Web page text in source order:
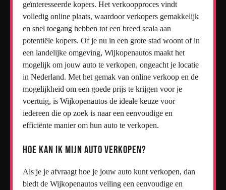
geïnteresseerde kopers. Het verkoopproces vindt
volledig online plaats, waardoor verkopers gemakkelijk
en snel toegang hebben tot een breed scala aan
potentiële kopers. Of je nu in een grote stad woont of in
een landelijke omgeving, Wijkopenautos maakt het
mogelijk om jouw auto te verkopen, ongeacht je locatie
in Nederland. Met het gemak van online verkoop en de
mogelijkheid om een goede prijs te krijgen voor je
voertuig, is Wijkopenautos de ideale keuze voor
iedereen die op zoek is naar een eenvoudige en
efficiënte manier om hun auto te verkopen.
Hoe kan ik mijn auto verkopen?
Als je je afvraagt hoe je jouw auto kunt verkopen, dan
biedt de Wijkopenautos veiling een eenvoudige en